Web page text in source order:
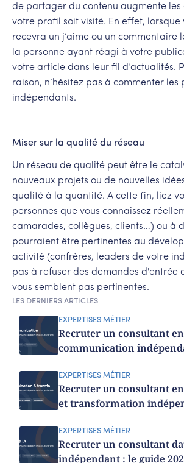
de partager du contenu augmente les
votre profil soit visité. En effet, lorsque
recevra un j’aime ou un commentaire
la personne ayant réagi à votre
votre article dans leur fil d’actualités.
raison, n’hésitez pas à commenter les
indépendants.
Miser sur la qualité du réseau
Un réseau de qualité peut être le
nouveaux projets ou de nouvelles
qualité à la quantité. A cette fin, liez
personnes que vous connaissez
camarades, collègues, clients…) ou à
pourraient être pertinentes au
activité (confrères, leaders de votre
pas à refuser des demandes d'entrée
vous semblent pas pertinentes.
LES DERNIERS ARTICLES
EXPERTISES MÉTIER
Recruter un consultant en
communication
EXPERTISES MÉTIER
Recruter un consultant
et transformation
EXPERTISES MÉTIER
Recruter un consultant
indépendant : le guide